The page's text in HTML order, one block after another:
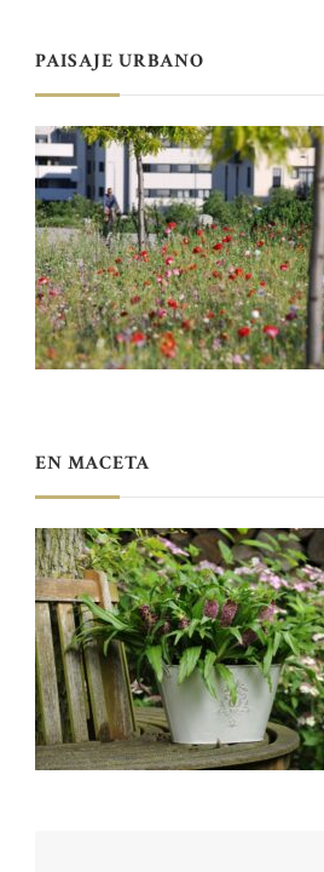
PAISAJE URBANO
EN MACETA